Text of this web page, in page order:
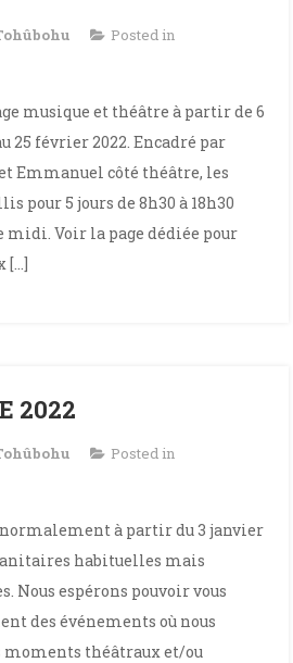
Posted in
musique et théâtre à partir de 6
25 février 2022. Encadré par
Emmanuel côté théâtre, les
pour 5 jours de 8h30 à 18h30
midi. Voir la page dédiée pour
[…]
2022
Posted in
à partir du 3 janvier
habituelles mais
Nous espérons pouvoir vous
des événements où nous
moments théâtraux et/ou